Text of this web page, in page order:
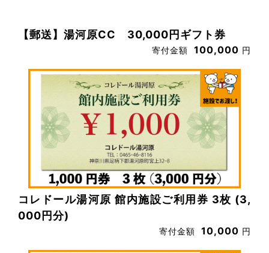
【郵送】湯河原CC 30,000円ギフト券
寄付金額 100,000 円
コレドール湯河原 館内施設ご利用券 3枚 (3,
000円分)
寄付金額 10,000 円